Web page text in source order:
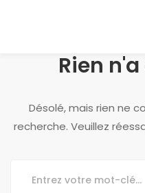
Rien
Désolé, mais rien ne
recherche. Veuillez